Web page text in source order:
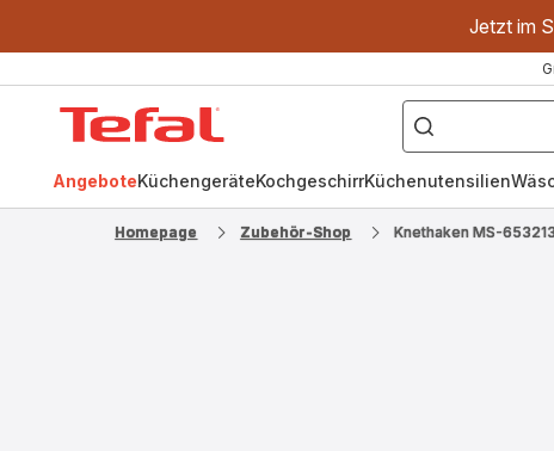
Jetzt im
["OptiGrill","Easy
Fry","Pfanne"]
AngeboteKüchengeräteKochgeschirrKüchenutensilien
Homepage Zubehör-Shop Knethaken MS-